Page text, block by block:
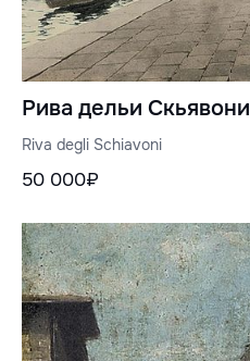
Рива дельи Скьявони
Riva degli Schiavoni
50 000₽